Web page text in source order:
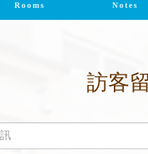
Rooms Notes
訪客